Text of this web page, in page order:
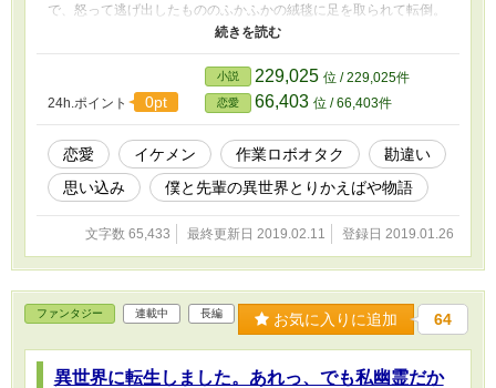
で、怒って逃げ出したもののふかふかの絨毯に足を取られて転倒。
それを助けてくれたのは天使様……もとい、イケメンハーフのマイ
「僕もそうなんだ、一緒に逃げない？」 と言うマイケルさん。マ
イケルさんは私を抱えてホテルを飛び出して……
24h.ポイント
0pt
小説 229,025 位 / 229,025件
恋愛 66,403 位 / 66,403件
恋愛 イケメン 作業ロボオタク
勘違い
思い込み
僕と先輩の異世界とりかえばや物語
文字数 65,433 最終更新日 2019.02.11 登録日 2019.01.26
ファンタジー 連載中 長編 お気に入りに追加 64
異世界に転生しました。あれっ、でも私幽霊だか